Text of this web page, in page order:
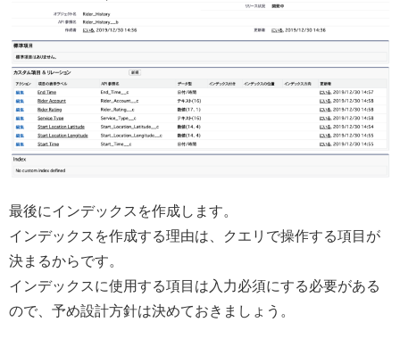
最後にインデックスを作成します。
インデックスを作成する理由は、クエリで操作する項目が
決まるからです。
インデックスに使用する項目は入力必須にする必要がある
ので、予め設計方針は決めておきましょう。